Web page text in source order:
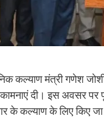
कल्याण मंत्री गणेश
दी। इस अवसर पर
के कल्याण के लिए किए जा